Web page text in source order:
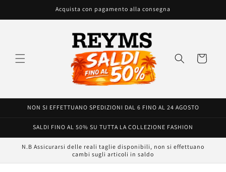
ai contenuti
Acquista con pagamento alla consegna
Carrello
NON SI EFFETTUANO SPEDIZIONI DAL 6 FINO AL 24 AGOSTO
SALDI FINO AL 50% SU TUTTA LA COLLEZIONE FASHION
N.B Assicurarsi delle reali taglie disponibili, non si effettuano
cambi sugli articoli in saldo